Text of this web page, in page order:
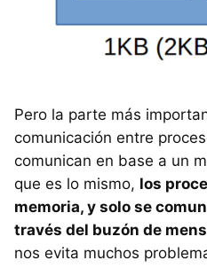
Pero la parte más
comunicación entre
comunican en base a un
que es lo mismo, los
memoria, y solo se
través del buzón de
nos evita muchos